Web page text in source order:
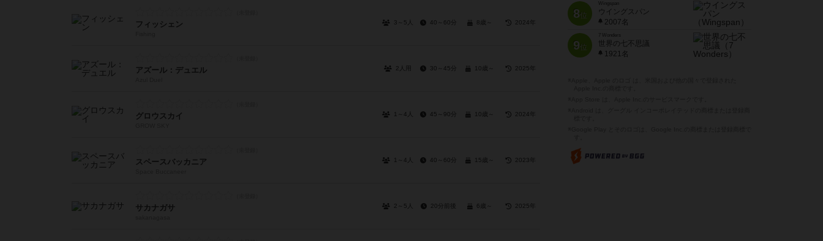
フィッシェン 3～5人 40～60分 8歳～ 2024年
アズール：デュエル 2人用 30～45分 10歳～ 2025年
グロウスカイ 1～4人 45～90分 10歳～ 2024年
スペースバッカニア 1～4人 40～60分 15歳～ 2023年
サカナガサ 2～5人 20分前後 6歳～ 2025年
8位
Wingspan
ウイングスパン
2007名
9位
7 Wonders
世界の七不思議
1921名